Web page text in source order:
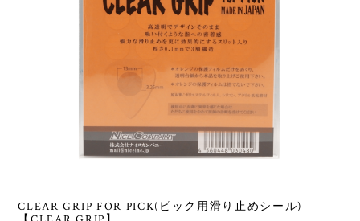
CLEAR GRIP FOR PICK(ピック用滑り止めシール)